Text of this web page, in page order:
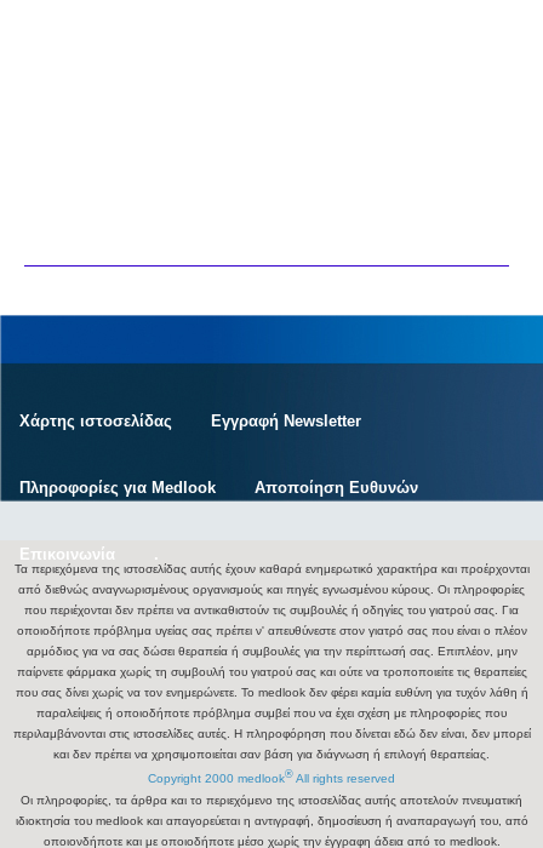
Χάρτης ιστοσελίδας Εγγραφή Newsletter
Πληροφορίες για Medlook Αποποίηση Ευθυνών
Επικοινωνία .
Τα περιεχόμενα της ιστοσελίδας αυτής έχουν καθαρά ενημερωτικό χαρακτήρα και προέρχονται
από διεθνώς αναγνωρισμένους οργανισμούς και πηγές εγνωσμένου κύρους. Οι πληροφορίες
που περιέχονται δεν πρέπει να αντικαθιστούν τις συμβουλές ή οδηγίες του γιατρού σας. Για
οποιοδήποτε πρόβλημα υγείας σας πρέπει ν' απευθύνεστε στον γιατρό σας που είναι ο πλέον
αρμόδιος για να σας δώσει θεραπεία ή συμβουλές για την περίπτωσή σας. Επιπλέον, μην
παίρνετε φάρμακα χωρίς τη συμβουλή του γιατρού σας και ούτε να τροποποιείτε τις θεραπείες
που σας δίνει χωρίς να τον ενημερώνετε. Το medlook δεν φέρει καμία ευθύνη για τυχόν λάθη ή
παραλείψεις ή οποιοδήποτε πρόβλημα συμβεί που να έχει σχέση με πληροφορίες που
περιλαμβάνονται στις ιστοσελίδες αυτές. Η πληροφόρηση που δίνεται εδώ δεν είναι, δεν μπορεί
και δεν πρέπει να χρησιμοποιείται σαν βάση για διάγνωση ή επιλογή θεραπείας.
Copyright 2000 medlook® All rights reserved
Οι πληροφορίες, τα άρθρα και το περιεχόμενο της ιστοσελίδας αυτής αποτελούν πνευματική
ιδιοκτησία του medlook και απαγορεύεται η αντιγραφή, δημοσίευση ή αναπαραγωγή του, από
οποιονδήποτε και με οποιοδήποτε μέσο χωρίς την έγγραφη άδεια από το medlook.